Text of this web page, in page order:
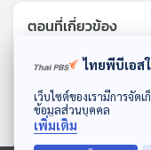
ดาวน์โหลด Thai PBS Podcast
ตอนที่เกี่ยวข้อง
ไทยพีบีเอส
เว็บไซต์ของเรามีการจัด
ข้อมูลส่วนบุคคล
เพิ่มเติม